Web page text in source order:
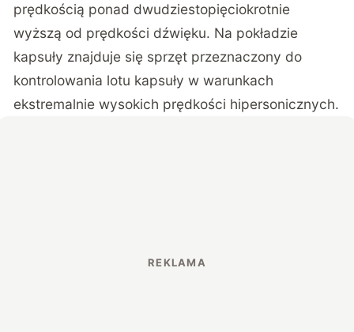
prędkością ponad dwudziestopięciokrotnie
wyższą od prędkości dźwięku. Na pokładzie
kapsuły znajduje się sprzęt przeznaczony do
kontrolowania lotu kapsuły w warunkach
ekstremalnie wysokich prędkości hipersonicznych.